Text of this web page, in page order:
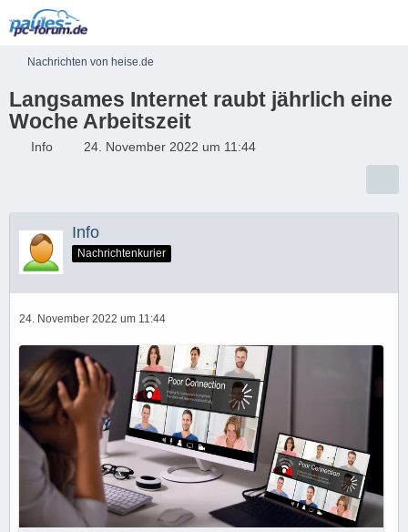
Nachrichten von heise.de
Langsames Internet raubt jährlich eine
Woche Arbeitszeit
Info 24. November 2022 um 11:44
Info
Nachrichtenkurier
24. November 2022 um 11:44